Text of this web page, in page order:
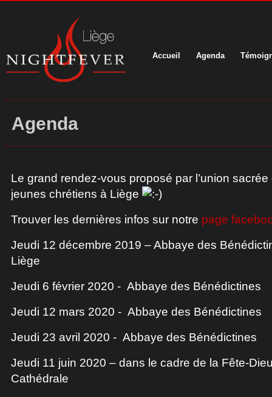
Accueil Agenda
Agenda
Le grand rendez-vous proposé par l’union
jeunes chrétiens à Liège
Trouver les dernières infos sur notre page
Jeudi 12 décembre 2019 – Abbaye des
Liège
Jeudi 6 février 2020 - Abbaye des Bénédictines
Jeudi 12 mars 2020 - Abbaye des Bénédictines
Jeudi 23 avril 2020 - Abbaye des Bénédictines
Jeudi 11 juin 2020 – dans le cadre de la Fête-
Cathédrale